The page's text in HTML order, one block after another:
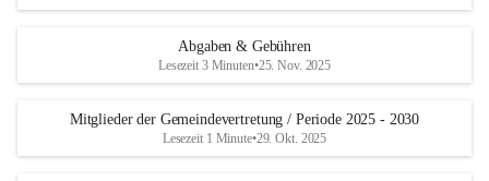
Abgaben & Gebühren
Lesezeit 3 Minuten•25. Nov. 2025
Mitglieder der Gemeindevertretung / Periode 2025 - 2030
Lesezeit 1 Minute•29. Okt. 2025